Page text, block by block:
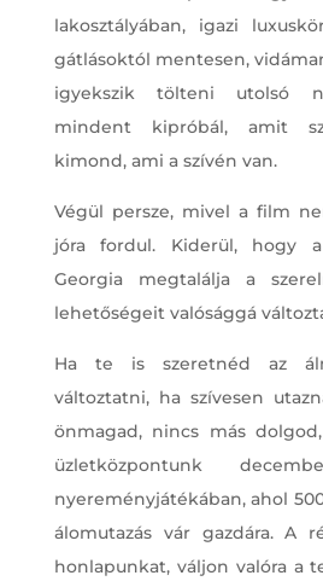
lakosztályában, igazi
gátlásoktól mentesen,
igyekszik tölteni utolsó
mindent kipróbál, amit
kimond, ami a szívén van.
Végül persze, mivel a film
jóra fordul. Kiderül, hogy
Georgia megtalálja a
lehetőségeit valósággá
Ha te is szeretnéd az
változtatni, ha szívesen
önmagad, nincs más
üzletközpontunk
nyereményjátékában, ahol
álomutazás vár gazdára. A
honlapunkat, váljon valóra a